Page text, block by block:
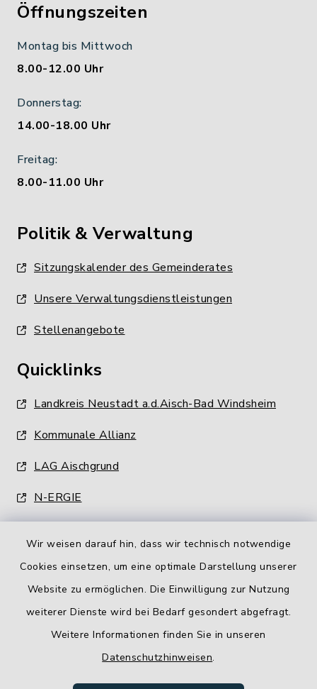
Wir weisen darauf hin, dass wir technisch notwendige
Cookies einsetzen, um eine optimale Darstellung unserer
Website zu ermöglichen. Die Einwilligung zur Nutzung
weiterer Dienste wird bei Bedarf gesondert abgefragt.
Weitere Informationen finden Sie in unseren
Datenschutzhinweisen.
Öffnungszeiten
Montag bis Mittwoch
8.00-12.00 Uhr
Donnerstag:
14.00-18.00 Uhr
Freitag:
8.00-11.00 Uhr
Politik & Verwaltung
Sitzungskalender des Gemeinderates
Unsere Verwaltungsdienstleistungen
Stellenangebote
Quicklinks
Landkreis Neustadt a.d.Aisch-Bad Windsheim
Kommunale Allianz
LAG Aischgrund
N-ERGIE
Barrierefreiheit